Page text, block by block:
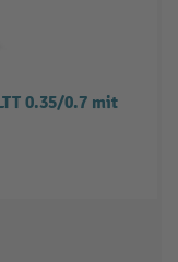
0.35/0.7 mit